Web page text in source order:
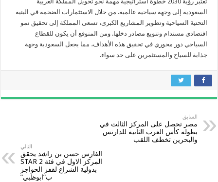
السعودية إلى وجهة سياحية عالمية. من خلال الاستثمارات الضخمة في البنية
التحتية السياحية وتطوير المشاريع الكبرى، تسعى المملكة إلى تحقيق نمو
اقتصادي مستدام وتنويع مصادر دخلها. ومن المتوقع أن يكون للقطاع
السياحي دور محوري في تحقيق هذه الأهداف، مما يجعل السعودية وجهة
جذابة للسياح والمستثمرين على حد سواء.
السابق
مصر تحصل على المركز الثالث في
بطولة كأس العرب الثانية للدارتس
والبحرين تخطف اللقب
التالي
الفارس حسن بن راشد يحقق
المركز الاول في فئة 2 STAR
بدولية الشراع لقفز الحواجز
ب”ابوظبي”